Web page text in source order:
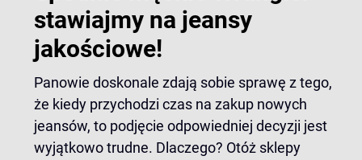
stawiajmy na jeansy
jakościowe!
Panowie doskonale zdają sobie sprawę z tego,
że kiedy przychodzi czas na zakup nowych
jeansów, to podjęcie odpowiedniej decyzji jest
wyjątkowo trudne. Dlaczego? Otóż sklepy